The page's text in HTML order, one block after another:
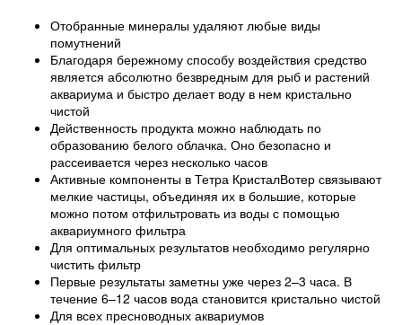
Отобранные минералы удаляют любые виды
помутнений
Благодаря бережному способу воздействия средство
является абсолютно безвредным для рыб и растений
аквариума и быстро делает воду в нем кристально
чистой
Действенность продукта можно наблюдать по
образованию белого облачка. Оно безопасно и
рассеивается через несколько часов
Активные компоненты в Тетра КристалВотер связывают
мелкие частицы, объединяя их в большие, которые
можно потом отфильтровать из воды с помощью
аквариумного фильтра
Для оптимальных результатов необходимо регулярно
чистить фильтр
Первые результаты заметны уже через 2–3 часа. В
течение 6–12 часов вода становится кристально чистой
Для всех пресноводных аквариумов